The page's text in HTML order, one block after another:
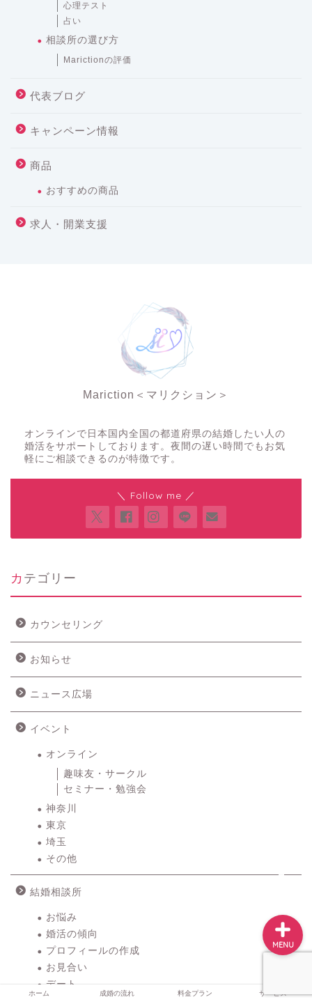
心理テスト
占い
相談所の選び方
Marictionの評価
代表ブログ
キャンペーン情報
商品
おすすめの商品
求人・開業支援
Mariction＜マリクション＞
オンラインで日本国内全国の都道府県の結婚したい人の
婚活をサポートしております。夜間の遅い時間でもお気
軽にご相談できるのが特徴です。
＼ Follow me ／
カテゴリー
カウンセリング
お知らせ
ニュース広場
イベント
オンライン
趣味友・サークル
セミナー・勉強会
神奈川
東京
埼玉
その他
結婚相談所
お悩み
婚活の傾向
プロフィールの作成
お見合い
デート
ホーム 成婚の流れ 料金プラン サービス
MENU